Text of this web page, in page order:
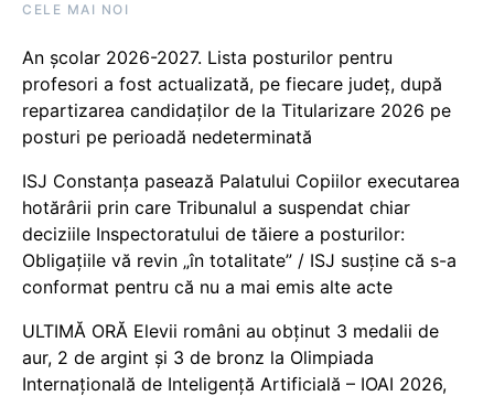
CELE MAI NOI
An școlar 2026-2027. Lista posturilor pentru
profesori a fost actualizată, pe fiecare județ, după
repartizarea candidaților de la Titularizare 2026 pe
posturi pe perioadă nedeterminată
ISJ Constanța pasează Palatului Copiilor executarea
hotărârii prin care Tribunalul a suspendat chiar
deciziile Inspectoratului de tăiere a posturilor:
Obligațiile vă revin „în totalitate” / ISJ susține că s-a
conformat pentru că nu a mai emis alte acte
ULTIMĂ ORĂ Elevii români au obținut 3 medalii de
aur, 2 de argint și 3 de bronz la Olimpiada
Internațională de Inteligență Artificială – IOAI 2026,